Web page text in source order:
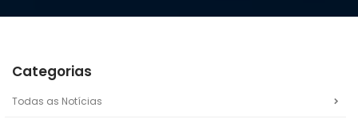
Categorias
Todas as Notícias